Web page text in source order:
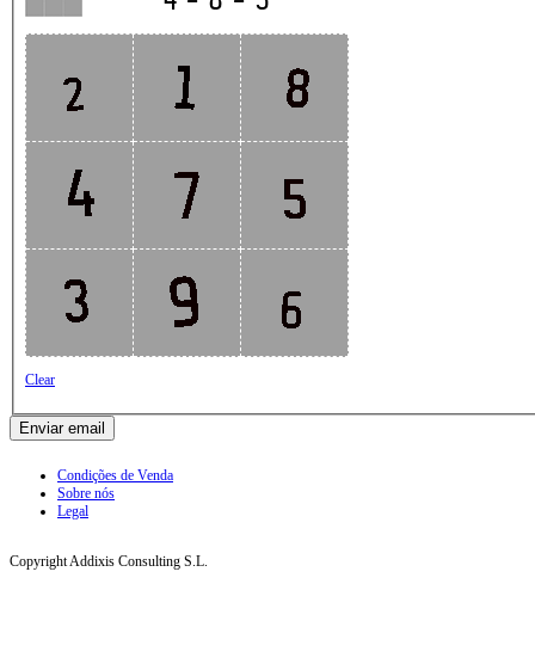
Clear
Enviar email
Condições de Venda
Sobre nós
Legal
Copyright Addixis Consulting S.L.